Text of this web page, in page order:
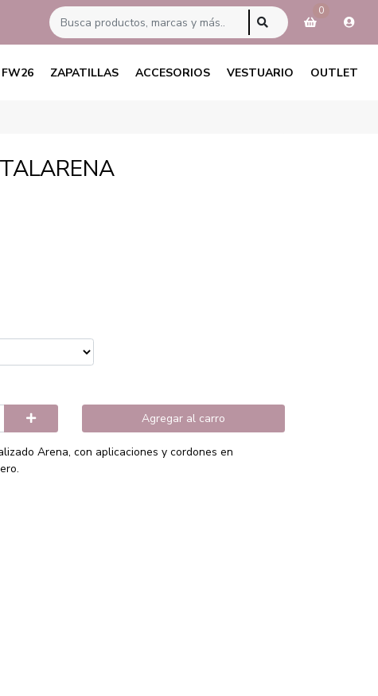
0
ZAPATILLAS ACCESORIOS VESTUARIO OUTLET
Agregar al carro
Arena, con aplicaciones y cordones en